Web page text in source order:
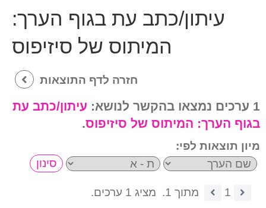
עיתון/כתב עת בגוף הערך:
המיתוס של סיזיפוס
חזרה לדף התוצאות
1 ערכים נמצאו בהקשר לנושא:
עיתון/כתב עת
בגוף הערך: המיתוס של סיזיפוס.
מיון תוצאות לפי:
1 מתוך 1.
מציג 1 ערכים.